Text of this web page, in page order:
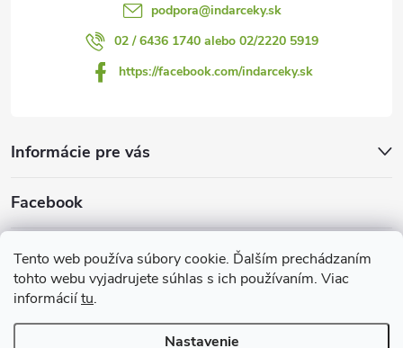
Tento web používa súbory cookie. Ďalším prechádzaním
tohto webu vyjadrujete súhlas s ich používaním. Viac
informáciítu.
Nastavenie
podpora@indarceky.sk
02 / 6436 1740 alebo 02/2220 5919
https://facebook.com/indarceky.sk
Informácie pre vás
Facebook
Prijímame online platby